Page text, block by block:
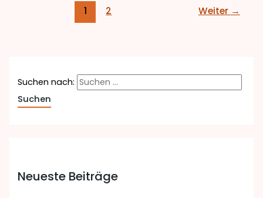
1 2 Weiter →
Suchen nach:
Neueste Beiträge